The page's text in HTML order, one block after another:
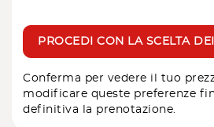
PROCEDI CON LA SCELTA
Conferma per vedere il tuo
modificare queste preferenze
definitiva la prenotazione.